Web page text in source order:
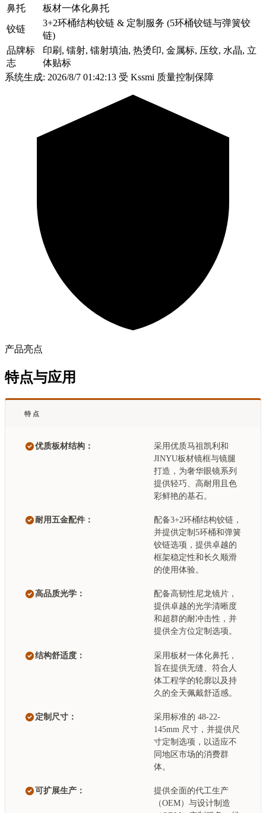
鼻托 板材一体化鼻托
铰链
3+2环桶结构铰链 & 定制服务 (5环桶铰链与弹簧铰
链)
品牌标
志
印刷, 镭射, 镭射填油, 热烫印, 金属标, 压纹, 水晶, 立
体贴标
系统生成: 2026/8/7 01:42:13 受 Kssmi 质量控制保障
产品亮点
特点与应用
特点
优质板材结构：
采用优质马祖凯利和
JINYU板材镜框与镜腿
打造，为奢华眼镜系列
提供轻巧、高耐用且色
彩鲜艳的基石。
耐用五金配件：
配备3+2环桶结构铰链，
并提供定制5环桶和弹簧
铰链选项，提供卓越的
框架稳定性和长久顺滑
的使用体验。
高品质光学：
配备高韧性尼龙镜片，
提供卓越的光学清晰度
和超群的耐冲击性，并
提供全方位定制选项。
结构舒适度：
采用板材一体化鼻托，
旨在提供无缝、符合人
体工程学的轮廓以及持
久的全天佩戴舒适感。
定制尺寸：
采用标准的 48-22-
145mm 尺寸，并提供尺
寸定制选项，以适应不
同地区市场的消费群
体。
可扩展生产：
提供全面的代工生产
（OEM）与设计制造